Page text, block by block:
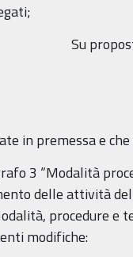
Su
in premessa e
3 “Modalità
delle attività
procedure
modifiche: